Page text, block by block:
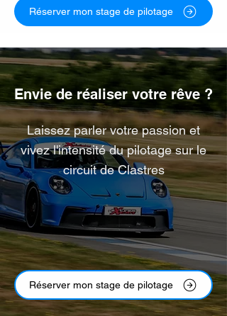
Réserver mon stage de pilotage
Envie de réaliser votre rêve ?
Laissez parler votre passion et
vivez l'intensité du pilotage sur le
circuit de Clastres
Réserver mon stage de pilotage